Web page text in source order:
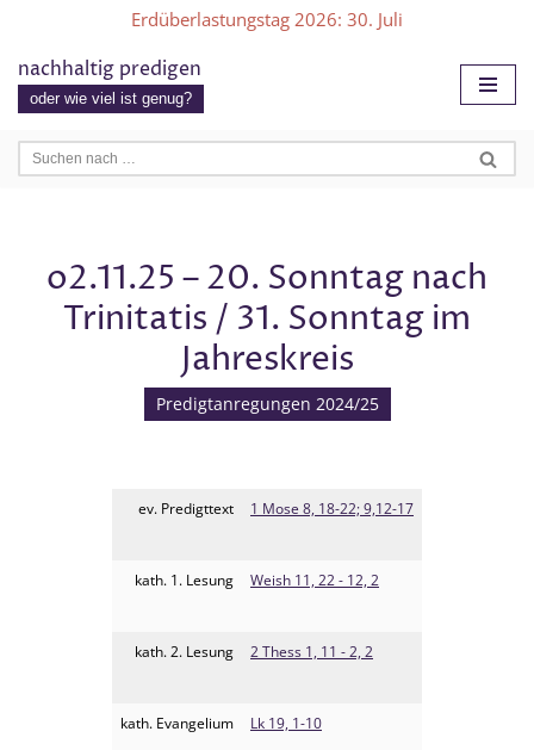
Zum
Inhalt
Erdüberlastungstag 2026: 30. Juli
nachhaltig predigen
oder wie viel ist genug?
o2.11.25 – 20. Sonntag nach
Trinitatis / 31. Sonntag im
Jahreskreis
Predigtanregungen 2024/25
ev. Predigttext
kath. 1. Lesung
kath. 2. Lesung
kath. Evangelium
1 Mose 8, 18-22; 9,12-17
Weish 11, 22 - 12, 2
2 Thess 1, 11 - 2, 2
Lk 19, 1-10